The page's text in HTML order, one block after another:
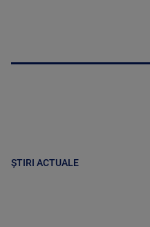
ȘTIRI ACTUALE